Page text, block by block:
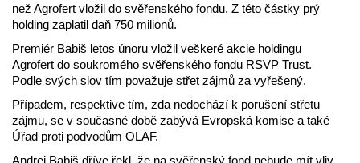
než Agrofert vložil do svěřenského fondu. Z této částky prý
holding zaplatil daň 750 milionů.
Premiér Babiš letos únoru vložil veškeré akcie holdingu
Agrofert do soukromého svěřenského fondu RSVP Trust.
Podle svých slov tím považuje střet zájmů za vyřešený.
Případem, respektive tím, zda nedochází k porušení střetu
zájmu, se v současné době zabývá Evropská komise a také
Úřad proti podvodům OLAF.
Andrej Babiš dříve řekl, že na svěřenský fond nebude mít vliv